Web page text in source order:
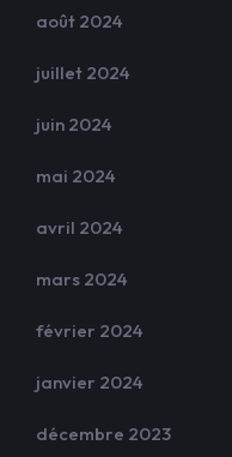
août 2024
juillet 2024
juin 2024
mai 2024
avril 2024
mars 2024
février 2024
janvier 2024
décembre 2023